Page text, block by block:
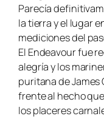
Parecía
la tierra y el lugar
mediciones del
El Endeavourfue
alegría y los
puritana de James
frente al hecho
los placeres